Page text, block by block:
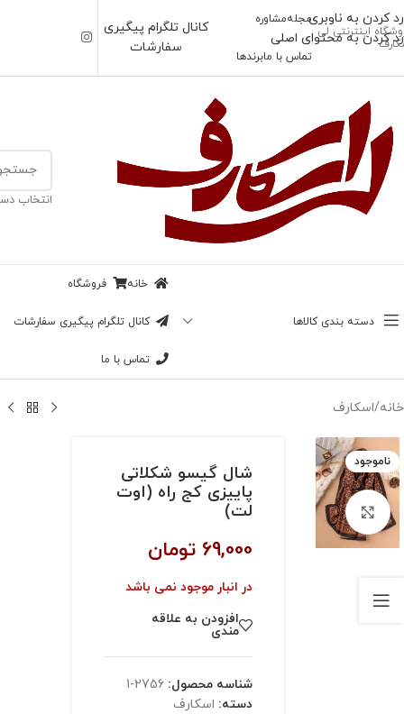
رد کردن به ناوبری
رد کردن به محتوای اصلی
اینترنتی لی
مجلهمشاوره
تماس با مابرندها
کانال تلگرام پیگیری
سفارشات
انتخاب
دسته بندی کالاها
خانه فروشگاه
کانال تلگرام پیگیری سفارشات
تماس با ما
خانه/اسکارف
ناموجود
بزرگنمایی تصویر
شال گیسو شکلاتی
پاییزی کج راه (اوت
لت)
69,000 تومان
در انبار موجود نمی باشد
افزودن به علاقه
مندی
شناسه محصول: 2756-1
دسته: اسکارف